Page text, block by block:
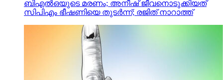
ബിഎല്‍ഒയുടെ മരണം; അനീഷ് ജീവനൊടുക്കിയത്
സിപിഎം ഭീഷണിയെ തുടര്‍ന്ന്; രജിത് നാറാത്ത്